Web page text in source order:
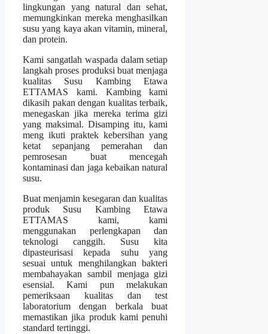
lingkungan yang natural dan sehat,
memungkinkan mereka menghasilkan
susu yang kaya akan vitamin, mineral,
dan protein.
Kami sangatlah waspada dalam setiap
langkah proses produksi buat menjaga
kualitas Susu Kambing Etawa
ETTAMAS kami. Kambing kami
dikasih pakan dengan kualitas terbaik,
menegaskan jika mereka terima gizi
yang maksimal. Disamping itu, kami
meng ikuti praktek kebersihan yang
ketat sepanjang pemerahan dan
pemrosesan buat mencegah
kontaminasi dan jaga kebaikan natural
susu.
Buat menjamin kesegaran dan kualitas
produk Susu Kambing Etawa
ETTAMAS kami, kami
menggunakan perlengkapan dan
teknologi canggih. Susu kita
dipasteurisasi kepada suhu yang
sesuai untuk menghilangkan bakteri
membahayakan sambil menjaga gizi
esensial. Kami pun melakukan
pemeriksaan kualitas dan test
laboratorium dengan berkala buat
memastikan jika produk kami penuhi
standard tertinggi.